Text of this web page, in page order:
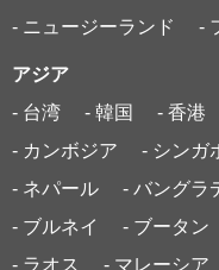
- ニュージーランド
-
アジア
- 台湾
- 韓国 - 香港
- カンボジア
- シンガ
- ネパール
- バングラ
- ブルネイ
- ブータン
- ラオス
- マレーシア